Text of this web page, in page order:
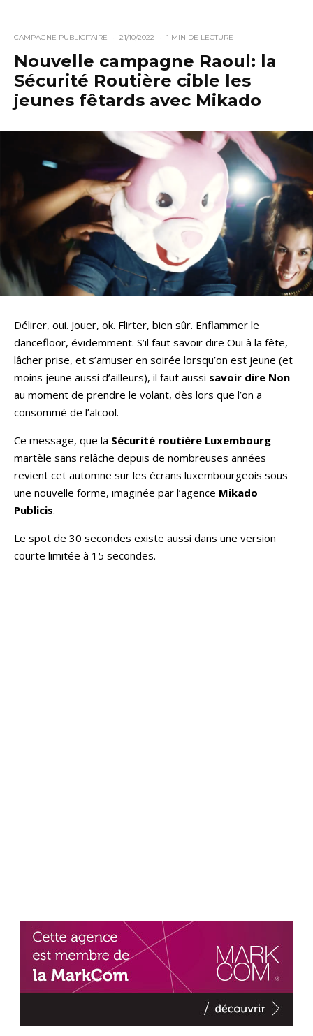
CAMPAGNE PUBLICITAIRE · 21/10/2022 · 1 MIN DE LECTURE
Nouvelle campagne Raoul: la
Sécurité Routière cible les
jeunes fêtards avec Mikado
Délirer, oui. Jouer, ok. Flirter, bien sûr. Enflammer le
dancefloor, évidemment. S’il faut savoir dire Oui à la fête,
lâcher prise, et s’amuser en soirée lorsqu’on est jeune (et
moins jeune aussi d’ailleurs), il faut aussi savoir dire Non
au moment de prendre le volant, dès lors que l’on a
consommé de l’alcool.
Ce message, que la Sécurité routière Luxembourg
martèle sans relâche depuis de nombreuses années
revient cet automne sur les écrans luxembourgeois sous
une nouvelle forme, imaginée par l’agence Mikado
Publicis.
Le spot de 30 secondes existe aussi dans une version
courte limitée à 15 secondes.